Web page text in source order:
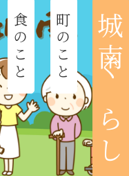
食のこと 町のこと 城南ぐらし
ーム
情報
議会